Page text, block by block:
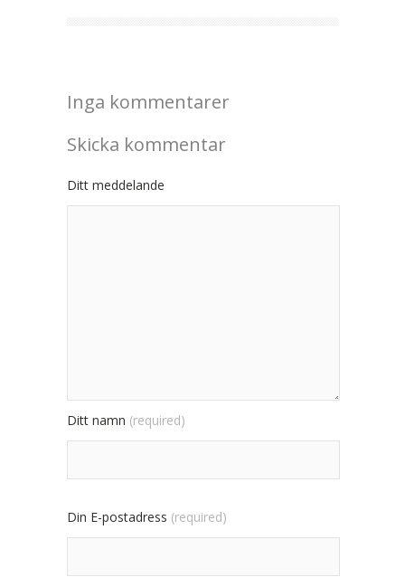
Inga kommentarer
Skicka kommentar
Ditt meddelande
Ditt namn (required)
Din E-postadress (required)